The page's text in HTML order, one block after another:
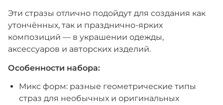
Эти стразы отлично подойдут для создания как
утончённых, так и празднично-ярких
композиций — в украшении одежды,
аксессуаров и авторских изделий.
Особенности набора:
Микс форм: разные геометрические типы
страз для необычных и оригинальных